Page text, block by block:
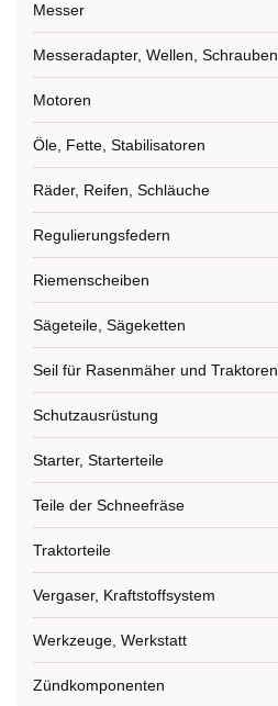
Messer
Messeradapter, Wellen, Schrauben
Motoren
Öle, Fette, Stabilisatoren
Räder, Reifen, Schläuche
Regulierungsfedern
Riemenscheiben
Sägeteile, Sägeketten
Seil für Rasenmäher und Traktoren
Schutzausrüstung
Starter, Starterteile
Teile der Schneefräse
Traktorteile
Vergaser, Kraftstoffsystem
Werkzeuge, Werkstatt
Zündkomponenten